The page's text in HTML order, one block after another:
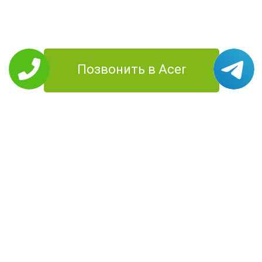
Позвонить в Acer